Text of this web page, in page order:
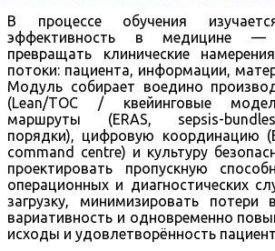
В процессе обучения
эффективность в медицине —
превращать клинические
потоки: пациента, информации,
Модуль собирает воедино
(Lean/TOC / квейинговые
маршруты (ERAS, sepsis-
порядки), цифровую координацию
command centre) и культуру
проектировать пропускную
операционных и диагностических
загрузку, минимизировать потери
вариативность и одновременно
исходы и удовлетворённость